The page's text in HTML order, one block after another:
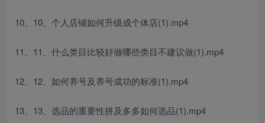
10、10、个人店铺如何升级成个体店(1).mp4
11、11、什么类目比较好做哪些类目不建议做(1).mp4
12、12、如何养号及养号成功的标准(1).mp4
13、13、选品的重要性拼及多多如何选品(1).mp4